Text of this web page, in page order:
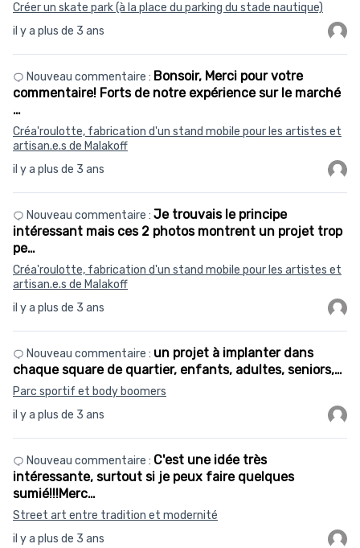
il y a plus de 3 ans
Créer un skate park (à la place du parking du stade nautique)
il y a plus de 3 ans
Nouveau commentaire : Bonsoir, Merci pour votre
commentaire! Forts de notre expérience sur le marché
…
Créa'roulotte, fabrication d'un stand mobile pour les artistes et
artisan.e.s de Malakoff
il y a plus de 3 ans
Nouveau commentaire : Je trouvais le principe
intéressant mais ces 2 photos montrent un projet trop
pe…
Créa'roulotte, fabrication d'un stand mobile pour les artistes et
artisan.e.s de Malakoff
il y a plus de 3 ans
Nouveau commentaire : un projet à implanter dans
chaque square de quartier, enfants, adultes, seniors,…
Parc sportif et body boomers
il y a plus de 3 ans
Nouveau commentaire : C'est une idée très
intéressante, surtout si je peux faire quelques
sumié!!!Merc…
Street art entre tradition et modernité